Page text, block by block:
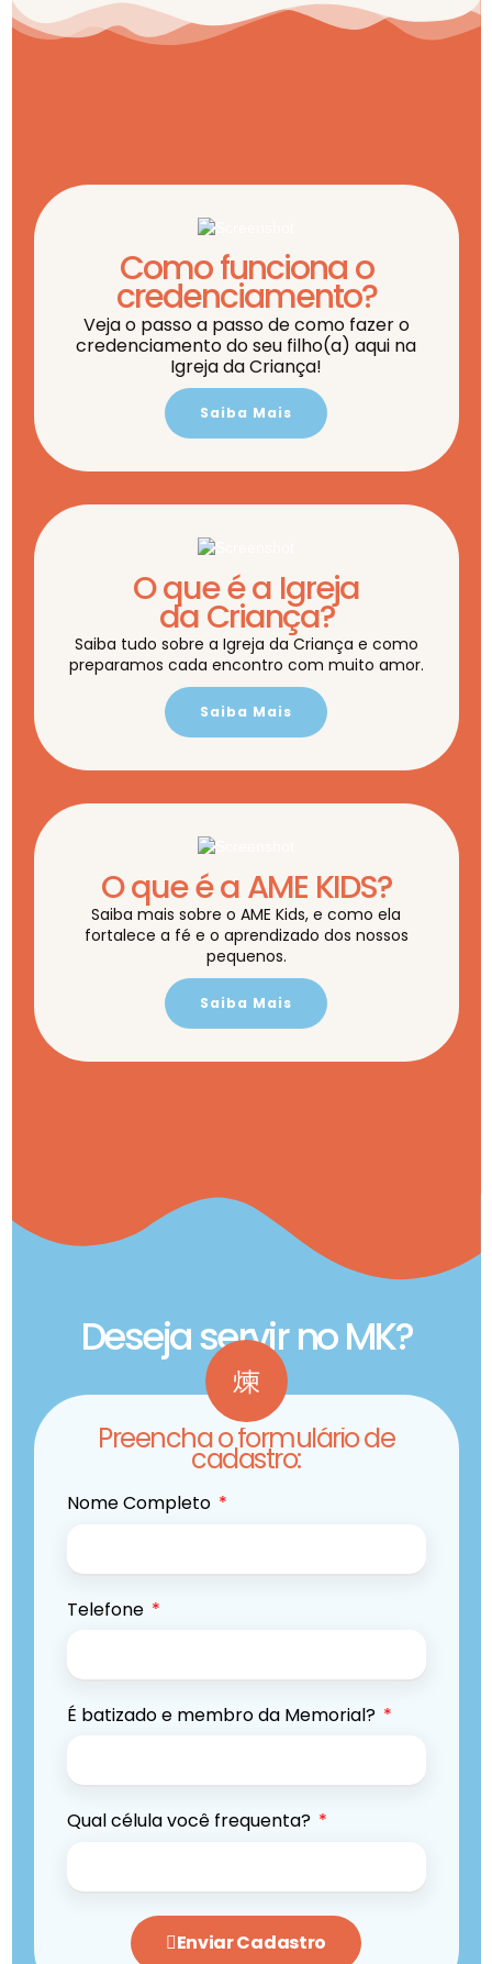
Como funciona o
credenciamento?
Veja o passo a passo de como fazer o
credenciamento do seu filho(a) aqui na
Igreja da Criança!
Saiba Mais
O que é a Igreja
da Criança?
Saiba tudo sobre a Igreja da Criança e como
preparamos cada encontro com muito amor.
Saiba Mais
O que é a AME KIDS?
Saiba mais sobre o AME Kids, e como ela
fortalece a fé e o aprendizado dos nossos
pequenos.
Saiba Mais
Deseja servir no MK?
Preencha o formulário de
cadastro:
Nome Completo
Telefone
É batizado e membro da Memorial?
Qual célula você frequenta?
Enviar Cadastro